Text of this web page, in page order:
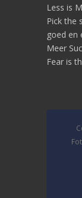
Less is
Pick the
goed en
Meer
Fear is